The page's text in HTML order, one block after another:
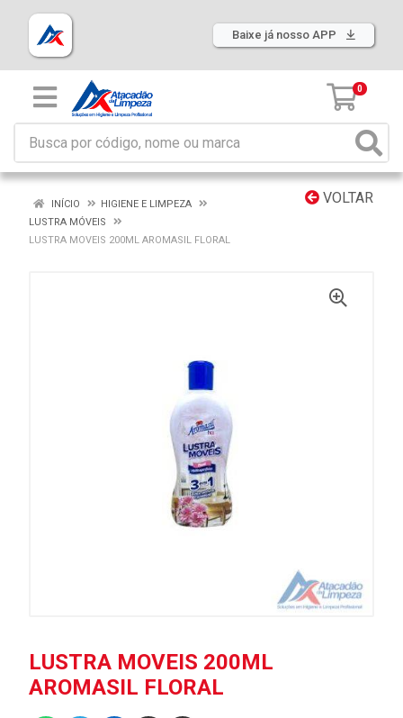
Baixe já nosso APP
0
VOLTAR
INÍCIO
HIGIENE E LIMPEZA
LUSTRA MÓVEIS
LUSTRA MOVEIS 200ML AROMASIL FLORAL
LUSTRA MOVEIS 200ML
AROMASIL FLORAL